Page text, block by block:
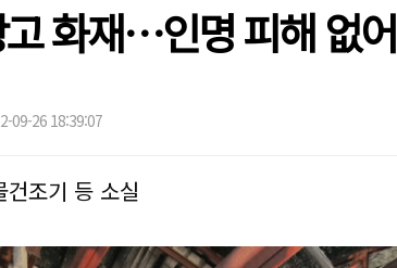
화재…인명 피해 없어
09-26 18:39:07
조기 등 소실